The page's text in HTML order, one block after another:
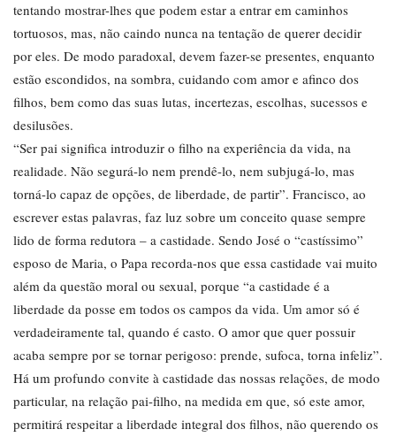
tentando mostrar-lhes que podem estar a entrar em caminhos
tortuosos, mas, não caindo nunca na tentação de querer decidir
por eles. De modo paradoxal, devem fazer-se presentes, enquanto
estão escondidos, na sombra, cuidando com amor e afinco dos
filhos, bem como das suas lutas, incertezas, escolhas, sucessos e
desilusões.
“Ser pai significa introduzir o filho na experiência da vida, na
realidade. Não segurá-lo nem prendê-lo, nem subjugá-lo, mas
torná-lo capaz de opções, de liberdade, de partir”. Francisco, ao
escrever estas palavras, faz luz sobre um conceito quase sempre
lido de forma redutora – a castidade. Sendo José o “castíssimo”
esposo de Maria, o Papa recorda-nos que essa castidade vai muito
além da questão moral ou sexual, porque “a castidade é a
liberdade da posse em todos os campos da vida. Um amor só é
verdadeiramente tal, quando é casto. O amor que quer possuir
acaba sempre por se tornar perigoso: prende, sufoca, torna infeliz”.
Há um profundo convite à castidade das nossas relações, de modo
particular, na relação pai-filho, na medida em que, só este amor,
permitirá respeitar a liberdade integral dos filhos, não querendo os